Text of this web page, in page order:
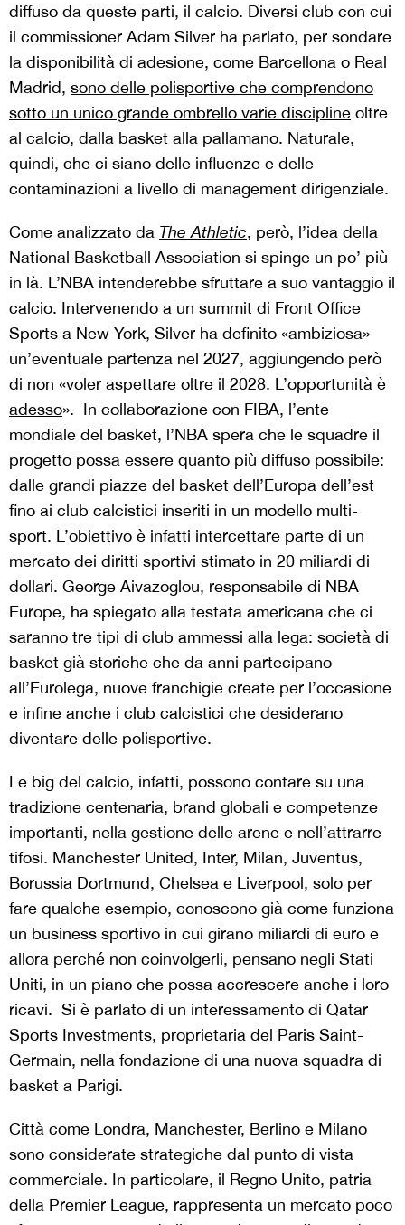
diffuso da queste parti, il calcio. Diversi club con cui
il commissioner Adam Silver ha parlato, per sondare
la disponibilità di adesione, come Barcellona o Real
Madrid, sono delle polisportive che comprendono
sotto un unico grande ombrello varie discipline oltre
al calcio, dalla basket alla pallamano. Naturale,
quindi, che ci siano delle influenze e delle
contaminazioni a livello di management dirigenziale.
Come analizzato da The Athletic, però, l’idea della
National Basketball Association si spinge un po’ più
in là. L’NBA intenderebbe sfruttare a suo vantaggio il
calcio. Intervenendo a un summit di Front Office
Sports a New York, Silver ha definito «ambiziosa»
un’eventuale partenza nel 2027, aggiungendo però
di non «voler aspettare oltre il 2028. L’opportunità è
adesso». In collaborazione con FIBA, l’ente
mondiale del basket, l’NBA spera che le squadre il
progetto possa essere quanto più diffuso possibile:
dalle grandi piazze del basket dell’Europa dell’est
fino ai club calcistici inseriti in un modello multi-
sport. L’obiettivo è infatti intercettare parte di un
mercato dei diritti sportivi stimato in 20 miliardi di
dollari. George Aivazoglou, responsabile di NBA
Europe, ha spiegato alla testata americana che ci
saranno tre tipi di club ammessi alla lega: società di
basket già storiche che da anni partecipano
all’Eurolega, nuove franchigie create per l’occasione
e infine anche i club calcistici che desiderano
diventare delle polisportive.
Le big del calcio, infatti, possono contare su una
tradizione centenaria, brand globali e competenze
importanti, nella gestione delle arene e nell’attrarre
tifosi. Manchester United, Inter, Milan, Juventus,
Borussia Dortmund, Chelsea e Liverpool, solo per
fare qualche esempio, conoscono già come funziona
un business sportivo in cui girano miliardi di euro e
allora perché non coinvolgerli, pensano negli Stati
Uniti, in un piano che possa accrescere anche i loro
ricavi. Si è parlato di un interessamento di Qatar
Sports Investments, proprietaria del Paris Saint-
Germain, nella fondazione di una nuova squadra di
basket a Parigi.
Città come Londra, Manchester, Berlino e Milano
sono considerate strategiche dal punto di vista
commerciale. In particolare, il Regno Unito, patria
della Premier League, rappresenta un mercato poco